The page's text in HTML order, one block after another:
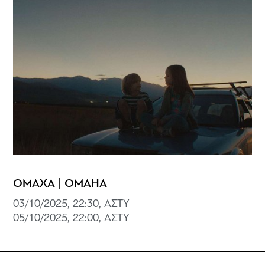
ΟΜΑΧΑ | OMAHA
03/10/2025, 22:30, ΑΣΤΥ
05/10/2025, 22:00, ΑΣΤΥ